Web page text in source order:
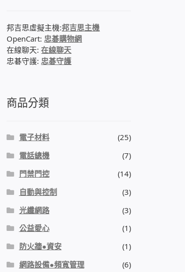
邦吉思虛擬主機:邦吉思主機
OpenCart: 忠碁購物網
在線聊天:在線聊天
忠碁守護: 忠碁守護
商品分類
電子材料
(25)
電話總機
(7)
門禁門控
(14)
自動與控制
(3)
光纖網路
(3)
公益愛心
(1)
防火牆●資安
(1)
網路設備●頻寬管理
(6)